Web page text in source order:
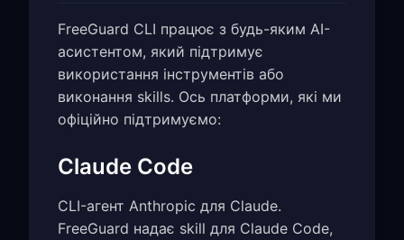
FreeGuard CLI працює з будь-яким AI-
асистентом, який підтримує
використання інструментів або
виконання skills. Ось платформи, які ми
офіційно підтримуємо:
Claude Code
CLI-агент Anthropic для Claude.
FreeGuard надає skill для Claude Code,